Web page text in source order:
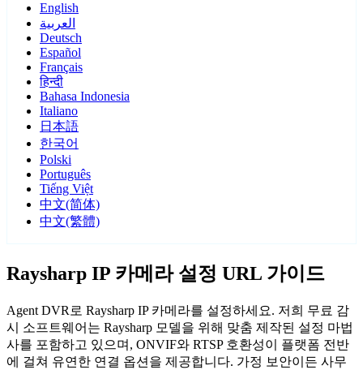
English
العربية
Deutsch
Español
Français
हिन्दी
Bahasa Indonesia
Italiano
日本語
한국어
Polski
Português
Tiếng Việt
中文(简体)
中文(繁體)
Raysharp IP 카메라 설정 URL 가이드
Agent DVR로 Raysharp IP 카메라를 설정하세요. 저희 무료 감
시 소프트웨어는 Raysharp 모델을 위해 맞춤 제작된 설정 마법
사를 포함하고 있으며, ONVIF와 RTSP 호환성이 플랫폼 전반
에 걸쳐 유연한 연결 옵션을 제공합니다. 가정 보안이든 사무